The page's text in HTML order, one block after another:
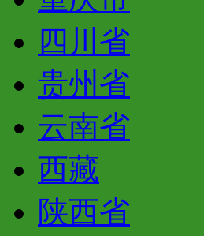
四川省
贵州省
云南省
西藏
陕西省